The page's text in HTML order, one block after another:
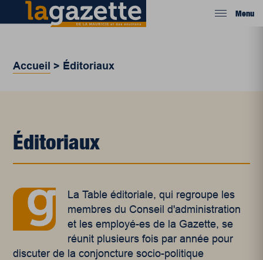
Menu
Accueil > Éditoriaux
Éditoriaux
La Table éditoriale, qui regroupe les
membres du Conseil d'administration
et les employé-es de la Gazette, se
réunit plusieurs fois par année pour
discuter de la conjoncture socio-politique